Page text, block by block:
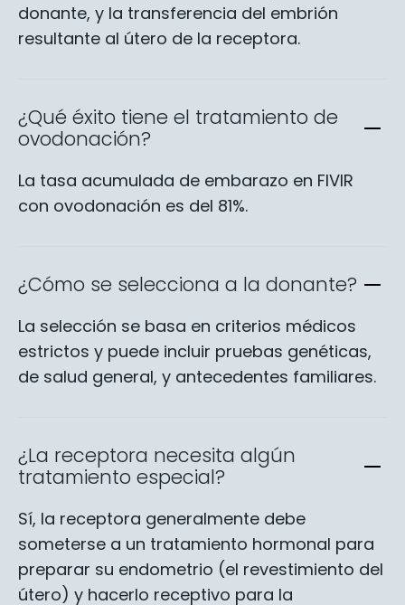
donante, y la transferencia del embrión
resultante al útero de la receptora.
¿Qué éxito tiene el tratamiento de
ovodonación?
La tasa acumulada de embarazo en FIVIR
con ovodonación es del 81%.
¿Cómo se selecciona a la donante?
La selección se basa en criterios médicos
estrictos y puede incluir pruebas genéticas,
de salud general, y antecedentes familiares.
¿La receptora necesita algún
tratamiento especial?
Sí, la receptora generalmente debe
someterse a un tratamiento hormonal para
preparar su endometrio (el revestimiento del
útero) y hacerlo receptivo para la